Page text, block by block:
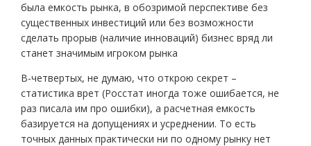
была емкость рынка, в обозримой перспективе без
существенных инвестиций или без возможности
сделать прорыв (наличие инноваций) бизнес вряд ли
станет значимым игроком рынка
В-четвертых, не думаю, что открою секрет –
статистика врет (Росстат иногда тоже ошибается, не
раз писала им про ошибки), а расчетная емкость
базируется на допущениях и усреднении. То есть
точных данных практически ни по одному рынку нет